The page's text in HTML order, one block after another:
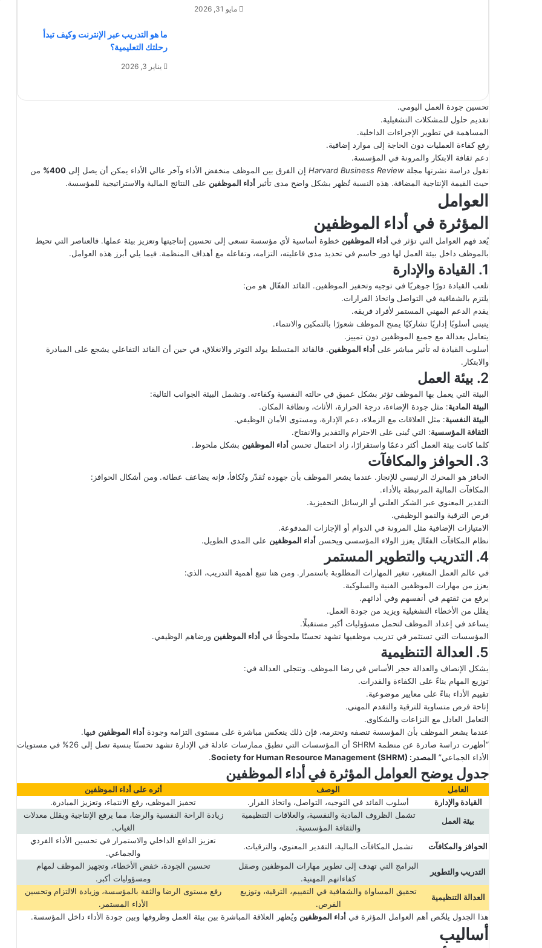
مايو 31, 2026
ما هو التدريب عبر الإنترنت وكيف تبدأ
رحلتك التعليمية؟
يناير 3, 2026
تحسين جودة العمل اليومي.
تقديم حلول للمشكلات التشغيلية.
المساهمة في تطوير الإجراءات الداخلية.
رفع كفاءة العمليات دون الحاجة إلى موارد إضافية.
دعم ثقافة الابتكار والمرونة في المؤسسة.
تقول دراسة نشرتها مجلة Harvard Business Review إن الفرق بين الموظف منخفض الأداء وآخر عالي الأداء يمكن أن يصل إلى 400%
من
حيث القيمة الإنتاجية المضافة. هذه النسبة تُظهر بشكل واضح مدى تأثير أداء الموظفين على النتائج المالية والاستراتيجية للمؤسسة.
العوامل
المؤثرة في أداء الموظفين
يُعد فهم العوامل التي تؤثر في أداء الموظفين خطوة أساسية لأي مؤسسة تسعى إلى تحسين إنتاجيتها وتعزيز بيئة عملها. فالعناصر التي تحيط
بالموظف داخل بيئة العمل لها دور حاسم في تحديد مدى فاعليته، التزامه، وتفاعله مع أهداف المنظمة. فيما يلي أبرز هذه العوامل.
1. القيادة والإدارة
تلعب القيادة دورًا جوهريًا في توجيه وتحفيز الموظفين. القائد الفعّال هو من:
يلتزم بالشفافية في التواصل واتخاذ القرارات.
يقدم الدعم المهني المستمر لأفراد فريقه.
يتبنى أسلوبًا إداريًا تشاركيًا يمنح الموظف شعورًا بالتمكين والانتماء.
يتعامل بعدالة مع جميع الموظفين دون تمييز.
أسلوب القيادة له تأثير مباشر على أداء الموظفين. فالقائد المتسلط يولد التوتر والانغلاق، في حين أن القائد التفاعلي يشجع على المبادرة
والابتكار.
2. بيئة العمل
البيئة التي يعمل بها الموظف تؤثر بشكل عميق في حالته النفسية وكفاءته. وتشمل البيئة الجوانب التالية:
البيئة المادية: مثل جودة الإضاءة، درجة الحرارة، الأثاث، ونظافة المكان.
البيئة النفسية: مثل العلاقات مع الزملاء، دعم الإدارة، ومستوى الأمان الوظيفي.
الثقافة المؤسسية: التي تُبنى على الاحترام والتقدير والانفتاح.
كلما كانت بيئة العمل أكثر دعمًا واستقرارًا، زاد احتمال تحسن أداء الموظفين بشكل ملحوظ.
3. الحوافز والمكافآت
الحافز هو المحرك الرئيسي للإنجاز. عندما يشعر الموظف بأن جهوده تُقدّر وتُكافأ، فإنه يضاعف عطائه. ومن أشكال الحوافز:
المكافآت المالية المرتبطة بالأداء.
التقدير المعنوي عبر الشكر العلني أو الرسائل التحفيزية.
فرص الترقية والنمو الوظيفي.
الامتيازات الإضافية مثل المرونة في الدوام أو الإجازات المدفوعة.
نظام المكافآت الفعّال يعزز الولاء المؤسسي ويحسن أداء الموظفين على المدى الطويل.
4. التدريب والتطوير المستمر
في عالم العمل المتغير، تتغير المهارات المطلوبة باستمرار. ومن هنا تنبع أهمية التدريب، الذي:
يعزز من مهارات الموظفين الفنية والسلوكية.
يرفع من ثقتهم في أنفسهم وفي أدائهم.
يقلل من الأخطاء التشغيلية ويزيد من جودة العمل.
يساعد في إعداد الموظف لتحمل مسؤوليات أكبر مستقبلًا.
المؤسسات التي تستثمر في تدريب موظفيها تشهد تحسنًا ملحوظًا في أداء الموظفين ورضاهم الوظيفي.
5. العدالة التنظيمية
يشكل الإنصاف والعدالة حجر الأساس في رضا الموظف. وتتجلى العدالة في:
توزيع المهام بناءً على الكفاءة والقدرات.
تقييم الأداء بناءً على معايير موضوعية.
إتاحة فرص متساوية للترقية والتقدم المهني.
التعامل العادل مع النزاعات والشكاوى.
عندما يشعر الموظف بأن المؤسسة تنصفه وتحترمه، فإن ذلك ينعكس مباشرة على مستوى التزامه وجودة أداء الموظفين فيها.
“أظهرت دراسة صادرة عن منظمة SHRM أن المؤسسات التي تطبق ممارسات عادلة في الإدارة تشهد تحسنًا بنسبة تصل إلى 26% في مستويات
الأداء الجماعي” المصدر : Society for Human Resource Management (SHRM)
.
جدول يوضح العوامل المؤثرة في أداء الموظفين
العامل الوصف
أثره على أداء الموظفين
القيادة والإدارة
أسلوب القائد في التوجيه، التواصل، واتخاذ القرار.
تحفيز الموظف، رفع الانتماء، وتعزيز المبادرة.
بيئة العمل
تشمل الظروف المادية والنفسية، والعلاقات التنظيمية
والثقافة المؤسسية.
زيادة الراحة النفسية والرضا، مما يرفع الإنتاجية ويقلل معدلات
الغياب.
الحوافز والمكافآت
تشمل المكافآت المالية، التقدير المعنوي، والترقيات.
تعزيز الدافع الداخلي والاستمرار في تحسين الأداء الفردي
والجماعي.
التدريب والتطوير
البرامج التي تهدف إلى تطوير مهارات الموظفين وصقل
كفاءاتهم المهنية.
تحسين الجودة، خفض الأخطاء، وتجهيز الموظف لمهام
ومسؤوليات أكبر.
العدالة التنظيمية
تحقيق المساواة والشفافية في التقييم، الترقية، وتوزيع
الفرص.
رفع مستوى الرضا والثقة بالمؤسسة، وزيادة الالتزام وتحسين
الأداء المستمر.
هذا الجدول يلخّص أهم العوامل المؤثرة في أداء الموظفين ويُظهر العلاقة المباشرة بين بيئة العمل وظروفها وبين جودة الأداء داخل المؤسسة.
أساليب